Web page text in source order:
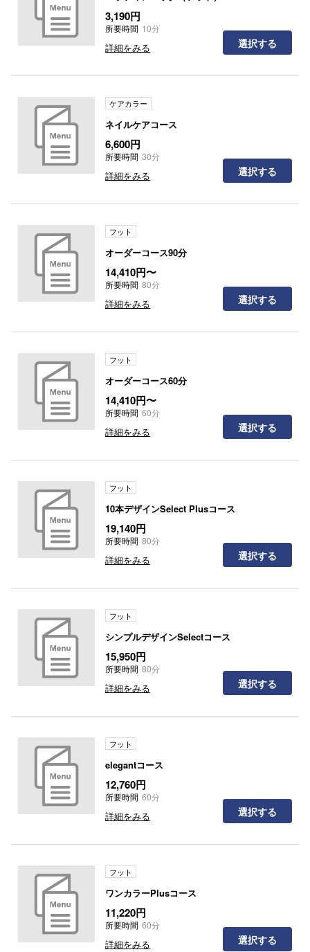
3,190円
所要時間 10分
詳細をみる 選択する
ケアカラー
ネイルケアコース
6,600円
所要時間 30分
詳細をみる 選択する
フット
オーダーコース90分
14,410円〜
所要時間 80分
詳細をみる 選択する
フット
オーダーコース60分
14,410円〜
所要時間 60分
詳細をみる 選択する
フット
10本デザインSelect Plusコース
19,140円
所要時間 80分
詳細をみる 選択する
フット
シンプルデザインSelectコース
15,950円
所要時間 80分
詳細をみる 選択する
フット
elegantコース
12,760円
所要時間 60分
詳細をみる 選択する
フット
ワンカラーPlusコース
11,220円
所要時間 60分
詳細をみる 選択する